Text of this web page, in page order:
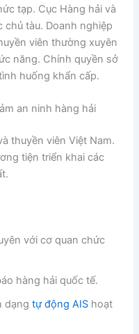
tạp. Cục Hàng hải và
chủ tàu. Doanh nghiệp
viên thường xuyên
năng. Chính quyền sở
huống khẩn cấp.
an ninh hàng hải
thuyền viên Việt Nam.
tiện triển khai các
với cơ quan chức
hàng hải quốc tế.
dạngtự động AIS hoạt